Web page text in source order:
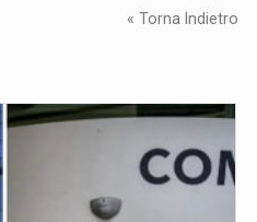
« Torna Indietro